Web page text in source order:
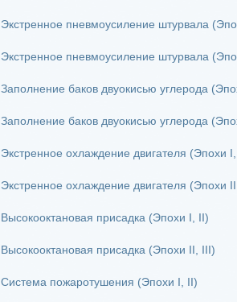
Экстренное пневмоусиление штурвала
Экстренное пневмоусиление штурвала
Заполнение баков двуокисью углерода
Заполнение баков двуокисью углерода
Экстренное охлаждение двигателя (Эпохи
Экстренное охлаждение двигателя (Эпохи
Высокооктановая присадка (Эпохи I, II)
Высокооктановая присадка (Эпохи II, III)
Система пожаротушения (Эпохи I, II)